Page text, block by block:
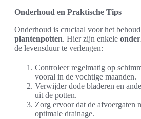
Onderhoud en Praktische Tips
Onderhoud is cruciaal voor het
plantenpotten. Hier zijn enkele
de levensduur te verlengen:
Controleer regelmatig op
vooral in de vochtige maanden.
Verwijder dode bladeren en
uit de potten.
Zorg ervoor dat de afvoergaten
optimale drainage.